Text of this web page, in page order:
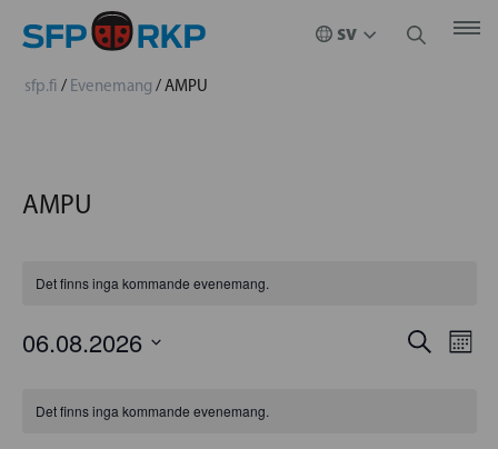
sfp.fi / Evenemang /AMPU
AMPU
Det finns inga kommande evenemang.
Sök
06.08.2026
datum.
KALENDER
Det finns inga kommande evenemang.